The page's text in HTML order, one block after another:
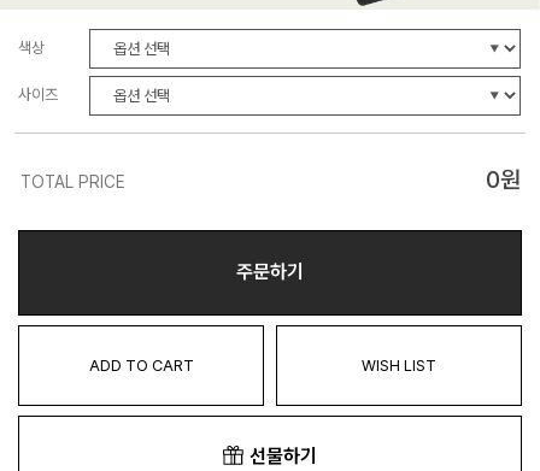
색상
사이즈
TOTAL PRICE 0원
주문하기
ADD TO CART WISH LIST
선물하기